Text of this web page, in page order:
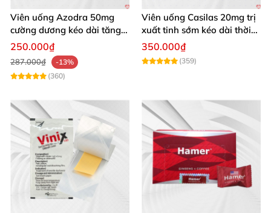
Viên uống Azodra 50mg
cường dương kéo dài tăng
sinh lý nam
250.000₫
287.000₫
-13%
(360)
Viên uống Casilas 20mg trị
xuất tinh sớm kéo dài thời
gian quan hệ
350.000₫
(359)